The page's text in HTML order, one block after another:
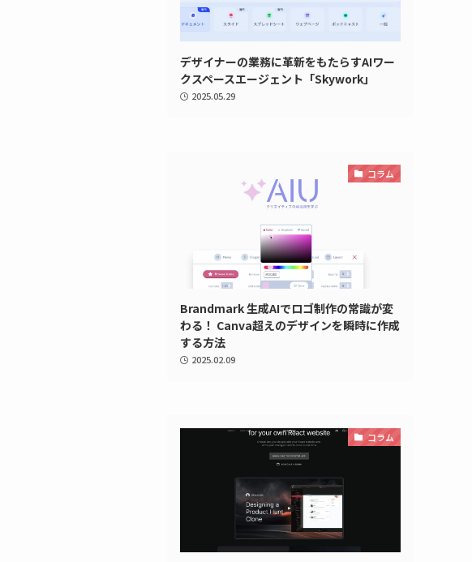
デザイナーの業務に革新をもたらすAIワー
クスペースエージェント「Skywork」
2025.05.29
コラム
Brandmark 生成AIでロゴ制作の常識が変
わる！ Canva超えのデザインを瞬時に作成
する方法
2025.02.09
コラム